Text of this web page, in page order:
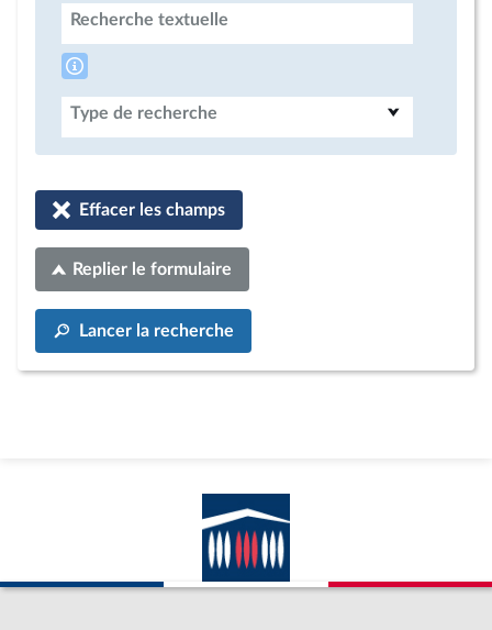
Recherche textuelle
Type de recherche
Effacer les champs
Replier le formulaire
Lancer la recherche